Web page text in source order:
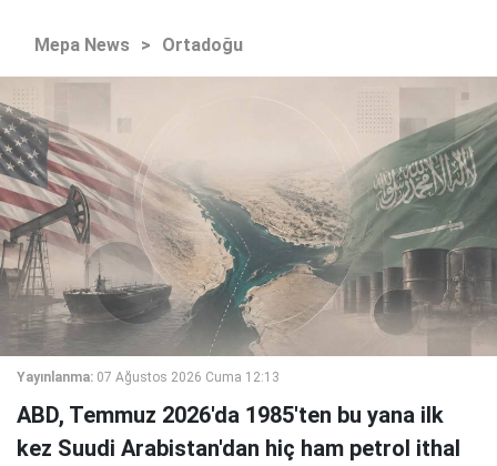
Mepa News > Ortadoğu
Yayınlanma: 07 Ağustos 2026 Cuma 12:13
ABD, Temmuz 2026'da 1985'ten bu yana ilk
kez Suudi Arabistan'dan hiç ham petrol ithal